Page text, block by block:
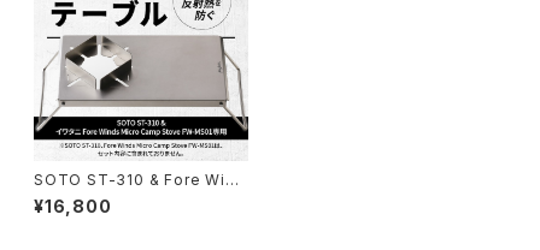
SOTO ST-310 & Fore Wind
s Micro Camp Stove FW-M
S01専用 チタン遮熱板テーブル
¥16,800